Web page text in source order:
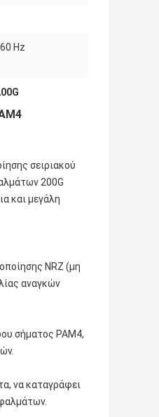
Hz
σειριακού
200G
και μεγάλη
NRZ (μη
αναγκών
σήματος PAM4,
να καταγράφει